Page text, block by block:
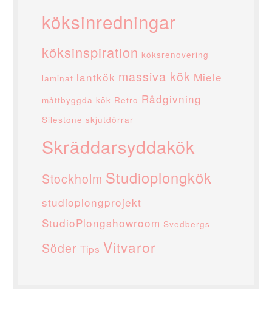
köksinredningar
köksinspiration köksrenovering
laminat lantkök massiva kök Miele
måttbyggda kök Retro Rådgivning
Silestone skjutdörrar
Skräddarsyddakök
Stockholm Studioplongkök
studioplongprojekt
StudioPlongshowroom Svedbergs
Söder Tips Vitvaror